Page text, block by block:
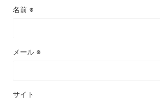
名前 ※
メール ※
サイト